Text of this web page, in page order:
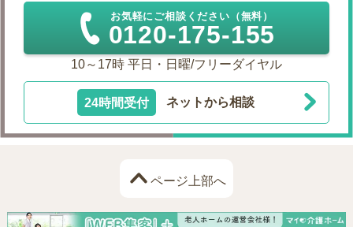
お気軽にご相談ください（無料）
0120-175-155
10～17時 平日・日曜/フリーダイヤル
24時間受付 ネットから相談
ページ上部へ